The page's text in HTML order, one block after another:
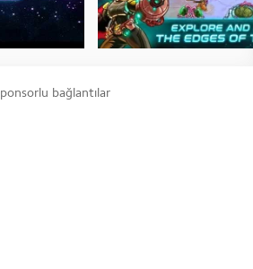
bağlantılar